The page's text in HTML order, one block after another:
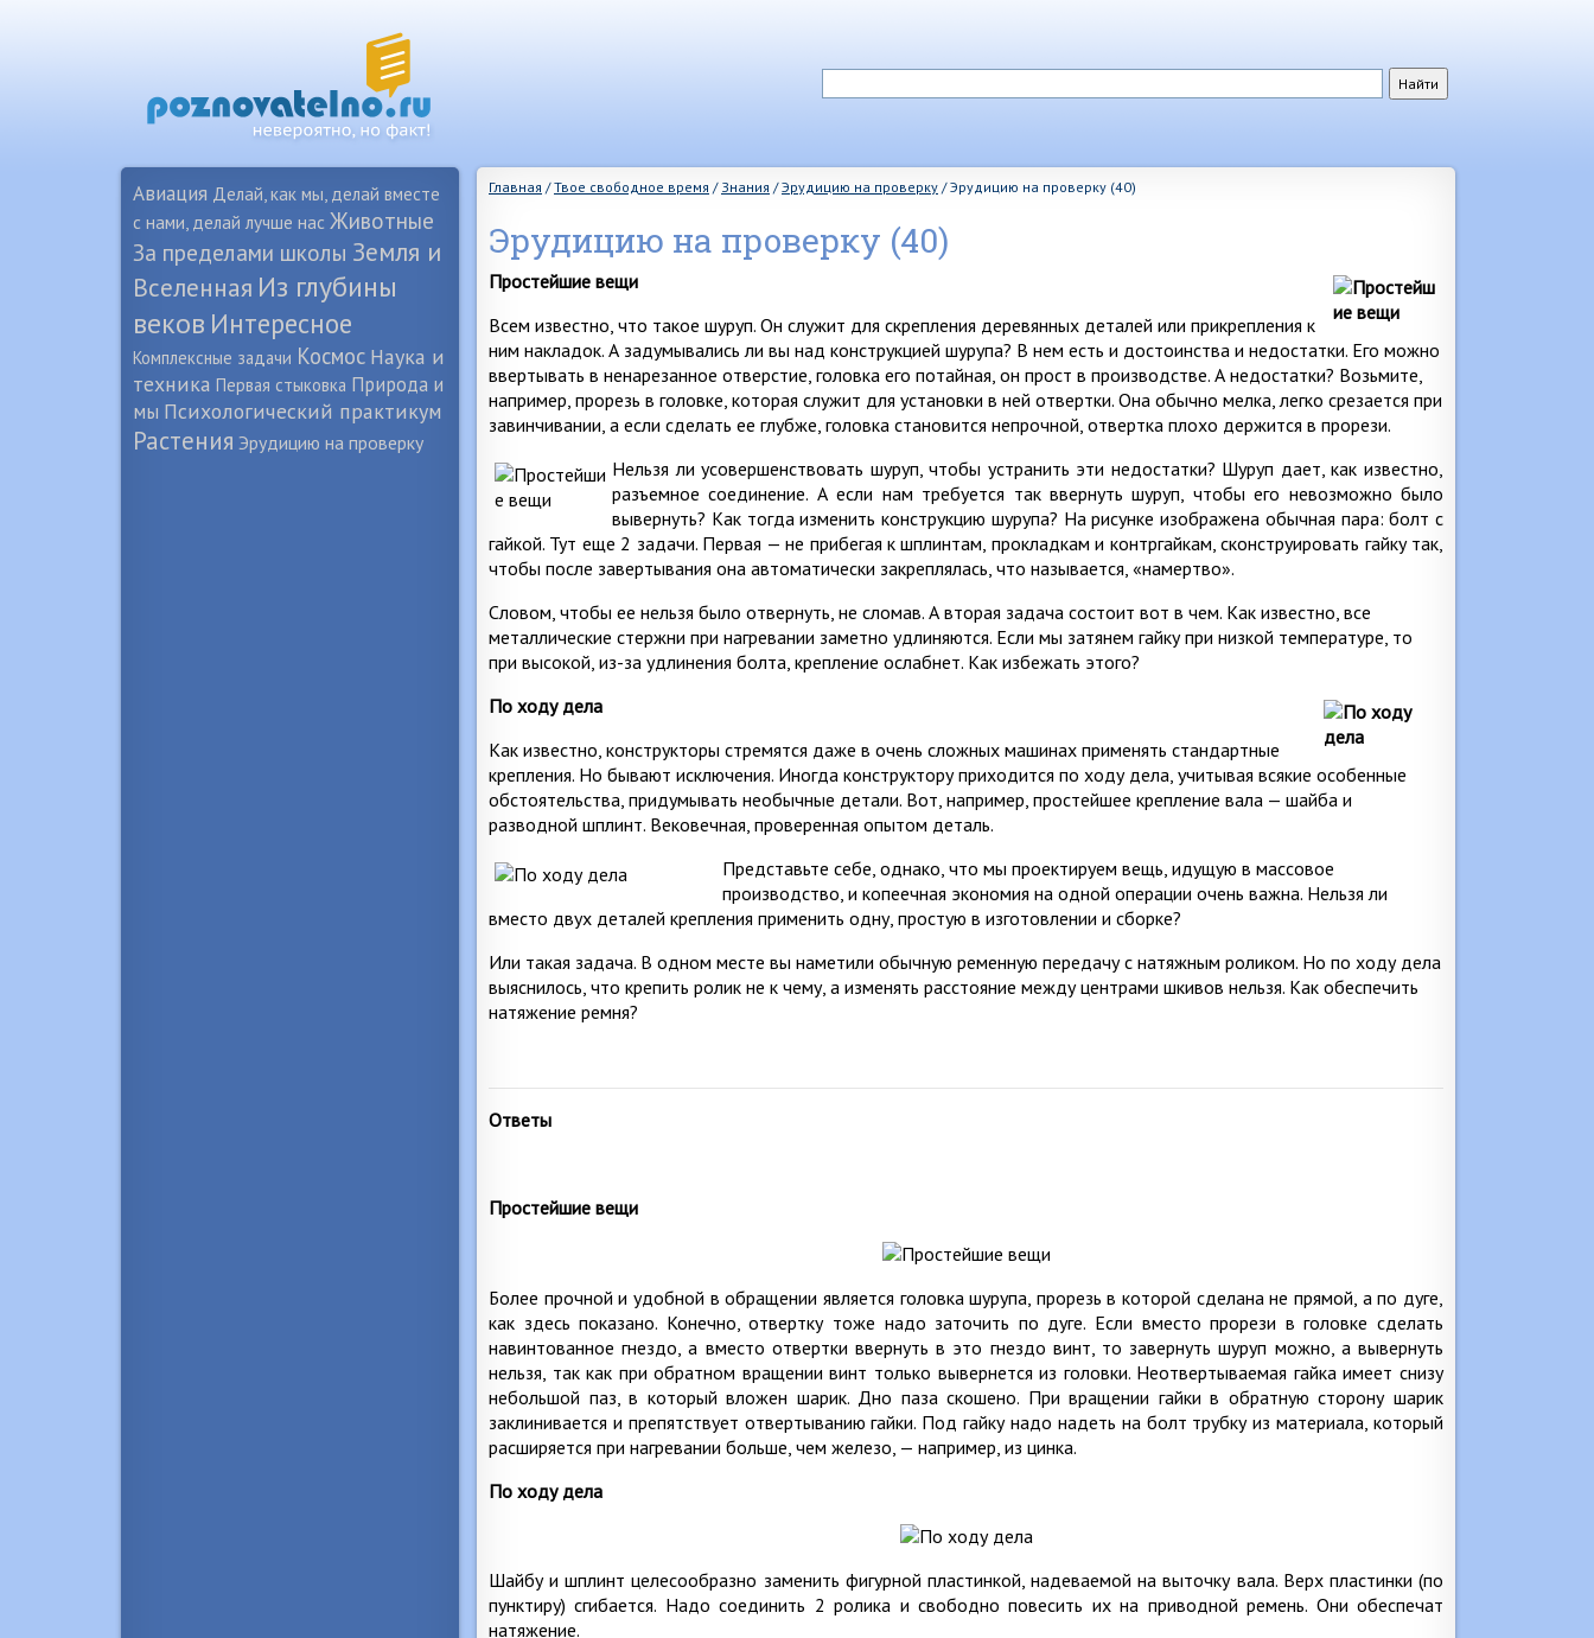
Авиация Делай, как мы, делай вместе
с нами, делай лучше нас Животные
За пределами школы Земля и
Вселенная Из глубины
веков Интересное
Комплексные задачи Космос Наука и
техника Первая стыковка Природа и
мы Психологический практикум
Растения Эрудицию на проверку
Главная /Твое свободное время / Знания /Эрудицию на проверку /Эрудицию на проверку (40)
Эрудицию на проверку (40)
Простейшие вещи
Всем известно, что такое шуруп. Он служит для скрепления деревянных деталей или прикрепления к
ним накладок. А задумывались ли вы над конструкцией шурупа? В нем есть и достоинства и недостатки. Его можно
ввертывать в ненарезанное отверстие, головка его потайная, он прост в производстве. А недостатки? Возьмите,
например, прорезь в головке, которая служит для установки в ней отвертки. Она обычно мелка, легко срезается при
завинчивании, а если сделать ее глубже, головка становится непрочной, отвертка плохо держится в прорези.
Нельзя ли усовершенствовать шуруп, чтобы устранить эти недостатки? Шуруп дает, как известно,
разъемное соединение. А если нам требуется так ввернуть шуруп, чтобы его невозможно было
вывернуть? Как тогда изменить конструкцию шурупа? На рисунке изображена обычная пара: болт с
гайкой. Тут еще 2 задачи. Первая — не прибегая к шплинтам, прокладкам и контргайкам, сконструировать гайку так,
чтобы после завертывания она автоматически закреплялась, что называется, «намертво».
Словом, чтобы ее нельзя было отвернуть, не сломав. А вторая задача состоит вот в чем. Как известно, все
металлические стержни при нагревании заметно удлиняются. Если мы затянем гайку при низкой температуре, то
при высокой, из-за удлинения болта, крепление ослабнет. Как избежать этого?
По ходу дела
Как известно, конструкторы стремятся даже в очень сложных машинах применять стандартные
крепления. Но бывают исключения. Иногда конструктору приходится по ходу дела, учитывая всякие особенные
обстоятельства, придумывать необычные детали. Вот, например, простейшее крепление вала — шайба и
разводной шплинт. Вековечная, проверенная опытом деталь.
Представьте себе, однако, что мы проектируем вещь, идущую в массовое
производство, и копеечная экономия на одной операции очень важна. Нельзя ли
вместо двух деталей крепления применить одну, простую в изготовлении и сборке?
Или такая задача. В одном месте вы наметили обычную ременную передачу с натяжным роликом. Но по ходу дела
выяснилось, что крепить ролик не к чему, а изменять расстояние между центрами шкивов нельзя. Как обеспечить
натяжение ремня?
Ответы
Простейшие вещи
Более прочной и удобной в обращении является головка шурупа, прорезь в которой сделана не прямой, а по дуге,
как здесь показано. Конечно, отвертку тоже надо заточить по дуге. Если вместо прорези в головке сделать
навинтованное гнездо, а вместо отвертки ввернуть в это гнездо винт, то завернуть шуруп можно, а вывернуть
нельзя, так как при обратном вращении винт только вывернется из головки. Неотвертываемая гайка имеет снизу
небольшой паз, в который вложен шарик. Дно паза скошено. При вращении гайки в обратную сторону шарик
заклинивается и препятствует отвертыванию гайки. Под гайку надо надеть на болт трубку из материала, который
расширяется при нагревании больше, чем железо, — например, из цинка.
По ходу дела
Шайбу и шплинт целесообразно заменить фигурной пластинкой, надеваемой на выточку вала. Верх пластинки (по
пунктиру) сгибается. Надо соединить 2 ролика и свободно повесить их на приводной ремень. Они обеспечат
натяжение.